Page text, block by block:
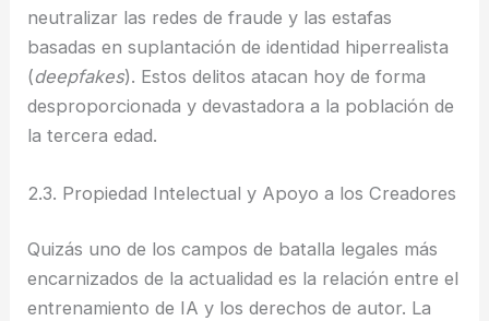
neutralizar las redes de fraude y las estafas
basadas en suplantación de identidad hiperrealista
(deepfakes). Estos delitos atacan hoy de forma
desproporcionada y devastadora a la población de
la tercera edad.
2.3. Propiedad Intelectual y Apoyo a los Creadores
Quizás uno de los campos de batalla legales más
encarnizados de la actualidad es la relación entre el
entrenamiento de IA y los derechos de autor. La